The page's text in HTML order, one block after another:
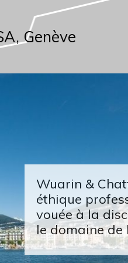
Genève
Wuarin &
éthique
vouée à la
le domaine de